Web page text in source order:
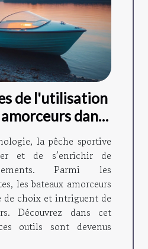
de l'utilisation
dans
la pêche sportive
et de s’enrichir de
Parmi les
les bateaux amorceurs
de choix et intriguent de
Découvrez dans cet
outils sont devenus